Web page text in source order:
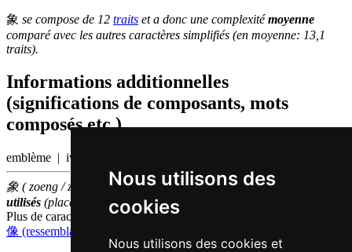
Nous utilisons des
cookies
Nous utilisons des cookies et
象 se compose de 12 traits et a donc une complexitémoyenne
comparé avec les autres caractères simplifiés (en moyenne: 13,1
traits).
Informations additionnelles
(significations de composants, mots
composés etc.)
emblème | ivoire
象 ( zoeng / zoeng6 ) fait partie des500caractères chinois
utilisés (place parmi lescaractères individuels
Plus de caractères qui se prononcent
像 (ressemblance)